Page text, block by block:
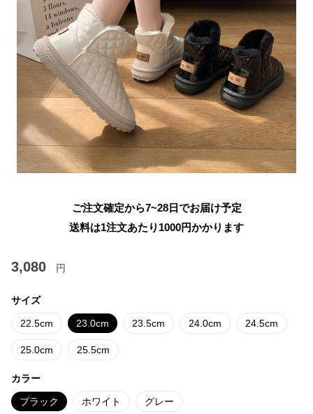
ご注文確定から7~28日でお届け予定
送料は1注文あたり 1000円かかります
3,080 円
サイズ
22.5cm 23.0cm 23.5cm 24.0cm 24.5cm
25.0cm 25.5cm
カラー
ブラック ホワイト グレー